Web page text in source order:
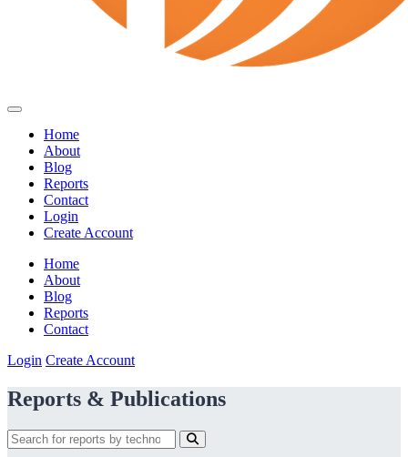
Home
About
Blog
Reports
Contact
Login
Create Account
Home
About
Blog
Reports
Contact
Login Create Account
Reports & Publications